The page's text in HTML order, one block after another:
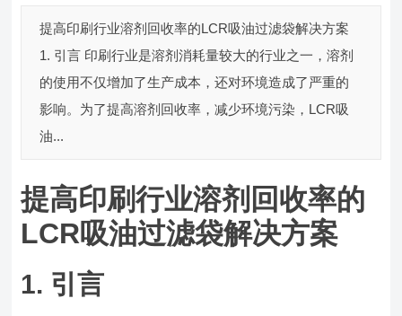
提高印刷行业溶剂回收率的LCR吸油过滤袋解决方案
1. 引言 印刷行业是溶剂消耗量较大的行业之一，溶剂
的使用不仅增加了生产成本，还对环境造成了严重的
影响。为了提高溶剂回收率，减少环境污染，LCR吸
油...
提高印刷行业溶剂回收率的
LCR吸油过滤袋解决方案
1. 引言